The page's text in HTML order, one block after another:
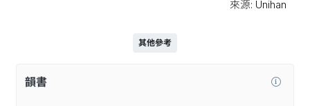
來源: Unihan
其他參考
韻書